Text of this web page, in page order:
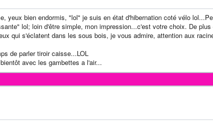
yeux bien endormis, "lol" je suis en état d'hibernation coté vélo
lol; loin d'être simple, mon impression...c'est votre choix. De
qui s'éclatent dans les sous bois, je vous admire, attention aux
de parler tiroir caisse...LOL
avec les gambettes a l'air...